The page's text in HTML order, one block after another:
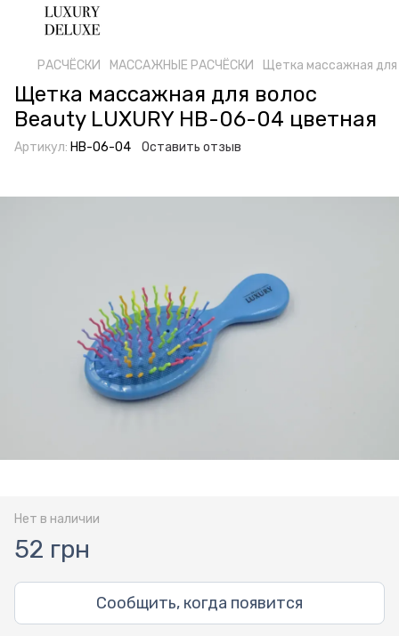
РАСЧËСКИ МАССАЖНЫЕ РАСЧËСКИ Щетка массажная
Щетка массажная для волос
Beauty LUXURY HB-06-04 цветная
Артикул: HB-06-04 Оставить отзыв
Нет в наличии
52 грн
Сообщить, когда появится